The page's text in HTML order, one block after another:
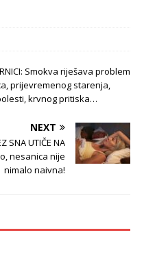
Smokva riješava problem
prijevremenog starenja,
krvnog pritiska…
NEXT
SNA UTIČE NA
nesanica nije
nimalo naivna!